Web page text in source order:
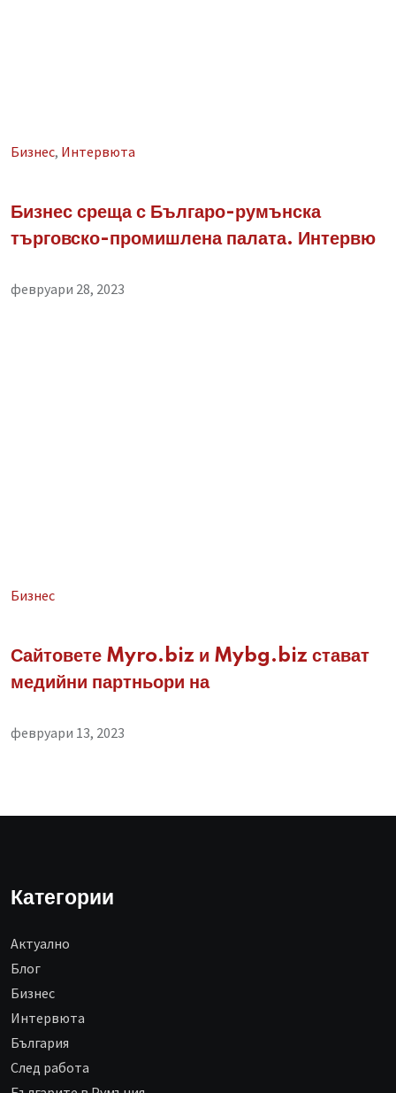
Бизнес, Интервюта
Бизнес среща с Българо-румънска
търговско-промишлена палата. Интервю
февруари 28, 2023
Бизнес
Сайтовете Myro.biz и Mybg.biz стават
медийни партньори на
февруари 13, 2023
Категории
Aктуално
Блог
Бизнес
Интервюта
България
След работа